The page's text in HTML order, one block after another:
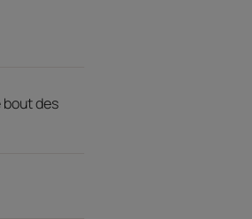
bout des